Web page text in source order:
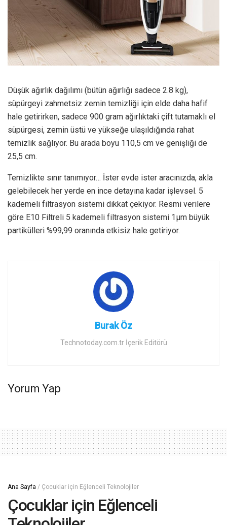
Düşük ağırlık dağılımı (bütün ağırlığı sadece 2.8 kg),
süpürgeyi zahmetsiz zemin temizliği için elde daha hafif
hale getirirken, sadece 900 gram ağırlıktaki çift tutamaklı el
süpürgesi, zemin üstü ve yükseğe ulaşıldığında rahat
temizlik sağlıyor. Bu arada boyu 110,5 cm ve genişliği de
25,5 cm.
Temizlikte sınır tanımıyor… İster evde ister aracınızda, akla
gelebilecek her yerde en ince detayına kadar işlevsel. 5
kademeli filtrasyon sistemi dikkat çekiyor. Resmi verilere
göre E10 Filtreli 5 kademeli filtrasyon sistemi 1µm büyük
partikülleri %99,99 oranında etkisiz hale getiriyor.
Burak Öz
Technotoday.com.tr İçerik Editörü
Yorum Yap
Ana Sayfa / Çocuklar için Eğlenceli Teknolojiler
Çocuklar için Eğlenceli